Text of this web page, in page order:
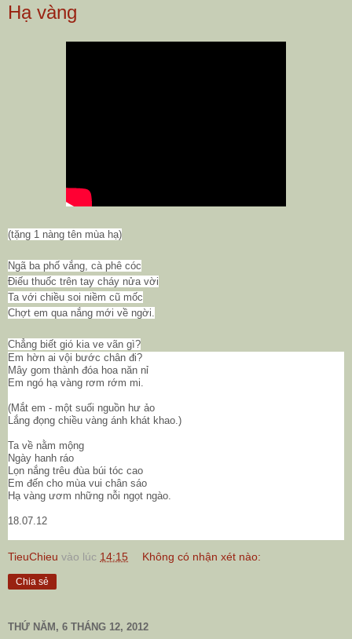
Hạ vàng
(tặng 1 nàng tên mùa hạ)
Ngã ba phố vắng, cà phê cóc
Điếu thuốc trên tay cháy nửa vời
Ta với chiều soi niềm cũ mốc
Chợt em qua nắng mới về ngời.
Chẳng biết gió kia ve vãn gì?
Em hờn ai vội bước chân đi?
Mây gom thành đóa hoa năn nỉ
Em ngó hạ vàng rơm rớm mi.
(Mắt em - một suối nguồn hư ảo
Lắng đọng chiều vàng ánh khát khao.)
Ta về nằm mộng
Ngày hanh ráo
Lọn nắng trêu đùa búi tóc cao
Em đến cho mùa vui chân sáo
Hạ vàng ươm những nỗi ngọt ngào.
18.07.12
TieuChieu vào lúc 14:15 Không có nhận xét nào:
Chia sẻ
THỨ NĂM, 6 THÁNG 12, 2012